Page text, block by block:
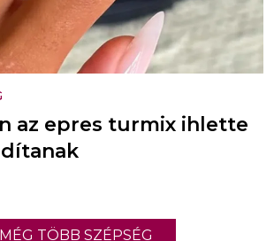
az epres turmix ihlette
MÉG TÖBB SZÉPSÉG